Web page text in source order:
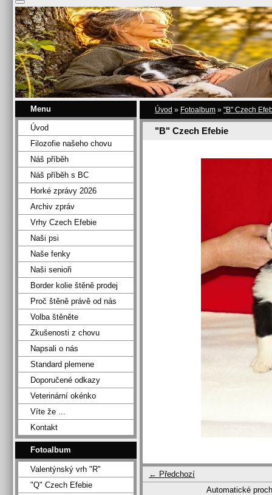
Úvod » Fotoalbum » "B" Czech
"B" Czech Efebie
← Předchozí
Automatické
Menu
Úvod
Filozofie našeho chovu
Náš příběh
Náš příběh s BC
Horké zprávy 2026
Archiv zpráv
Vrhy Czech Efebie
Naši psi
Naše fenky
Naši senioři
Border kolie štěně prodej
Proč štěně právě od nás
Volba štěněte
Zkušenosti z chovu
Napsali o nás
Standard plemene
Doporučené odkazy
Veterinární okénko
Víte že ...
Kontakt
Fotoalbum
Valentýnský vrh "R"
"Q" Czech Efebie